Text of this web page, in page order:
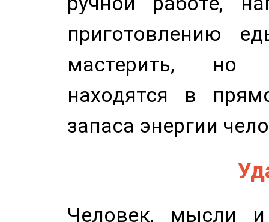
приготовлению
мастерить, но
находятся в
запаса энергии
Человек, мысли и